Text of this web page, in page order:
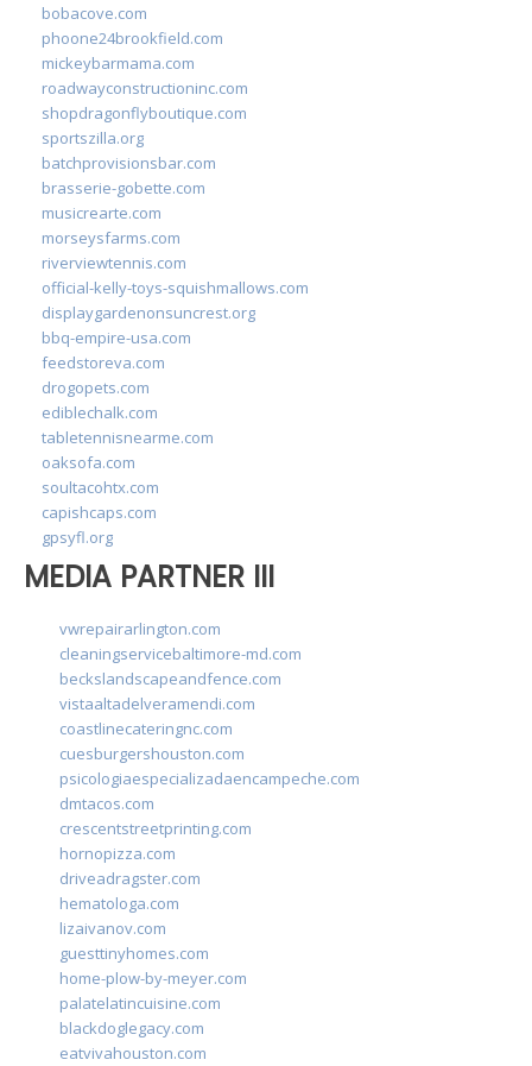
bobacove.com
phoone24brookfield.com
mickeybarmama.com
roadwayconstructioninc.com
shopdragonflyboutique.com
sportszilla.org
batchprovisionsbar.com
brasserie-gobette.com
musicrearte.com
morseysfarms.com
riverviewtennis.com
official-kelly-toys-squishmallows.com
displaygardenonsuncrest.org
bbq-empire-usa.com
feedstoreva.com
drogopets.com
ediblechalk.com
tabletennisnearme.com
oaksofa.com
soultacohtx.com
capishcaps.com
gpsyfl.org
MEDIA PARTNER III
vwrepairarlington.com
cleaningservicebaltimore-md.com
beckslandscapeandfence.com
vistaaltadelveramendi.com
coastlinecateringnc.com
cuesburgershouston.com
psicologiaespecializadaencampeche.com
dmtacos.com
crescentstreetprinting.com
hornopizza.com
driveadragster.com
hematologa.com
lizaivanov.com
guesttinyhomes.com
home-plow-by-meyer.com
palatelatincuisine.com
blackdoglegacy.com
eatvivahouston.com